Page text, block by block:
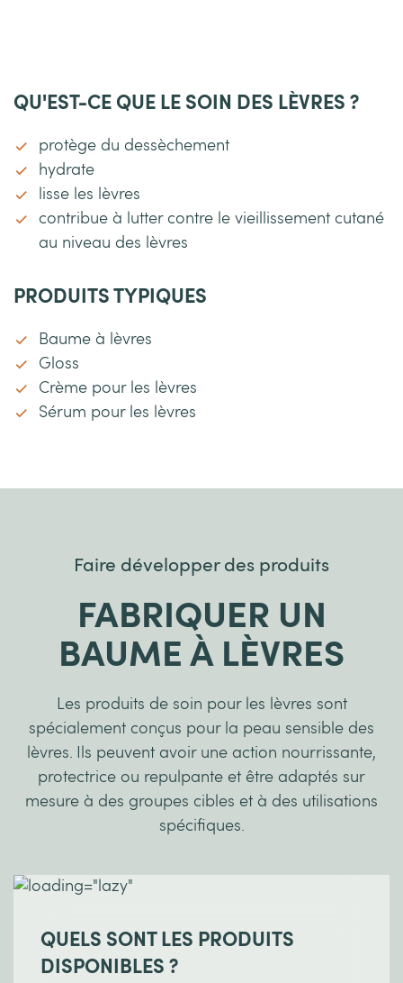
QU'EST-CE QUE LE SOIN DES LÈVRES ?
protège du dessèchement
hydrate
lisse les lèvres
contribue à lutter contre le vieillissement cutané
au niveau des lèvres
PRODUITS TYPIQUES
Baume à lèvres
Gloss
Crème pour les lèvres
Sérum pour les lèvres
Faire développer des produits
FABRIQUER UN
BAUME À LÈVRES
Les produits de soin pour les lèvres sont
spécialement conçus pour la peau sensible des
lèvres. Ils peuvent avoir une action nourrissante,
protectrice ou repulpante et être adaptés sur
mesure à des groupes cibles et à des utilisations
spécifiques.
QUELS SONT LES PRODUITS
DISPONIBLES ?